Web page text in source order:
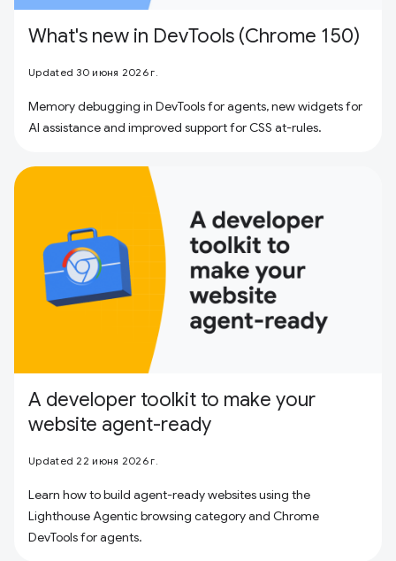
What's new in DevTools (Chrome 150)
Updated 30 июня 2026 г.
Memory debugging in DevTools for agents, new widgets for
AI assistance and improved support for CSS at-rules.
A developer toolkit to make your
website agent-ready
Updated 22 июня 2026 г.
Learn how to build agent-ready websites using the
Lighthouse Agentic browsing category and Chrome
DevTools for agents.